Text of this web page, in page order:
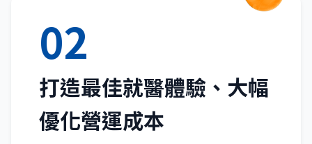
02
打造最佳就醫體驗、大幅
優化營運成本